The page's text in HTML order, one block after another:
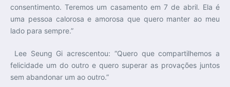
consentimento. Teremos um casamento em 7 de abril. Ela é
uma pessoa calorosa e amorosa que quero manter ao meu
lado para sempre.”
Lee Seung Gi acrescentou: “Quero que compartilhemos a
felicidade um do outro e quero superar as provações juntos
sem abandonar um ao outro.”